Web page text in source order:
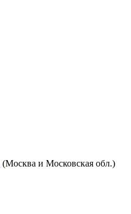
(Москва и Московская обл.)